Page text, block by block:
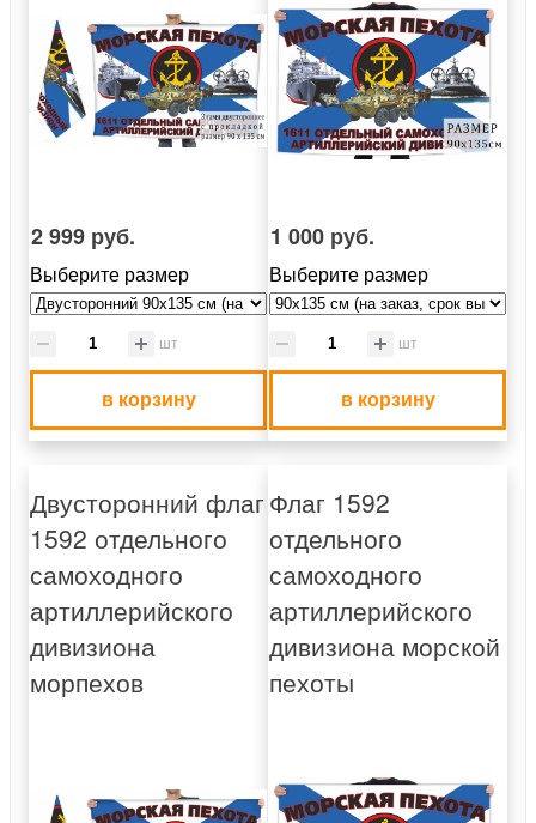
2 999 руб.
Выберите размер
шт
в корзину
1 000 руб.
Выберите размер
шт
в корзину
Двусторонний флаг
1592 отдельного
самоходного
артиллерийского
дивизиона
морпехов
Флаг 1592
отдельного
самоходного
артиллерийского
дивизиона морской
пехоты